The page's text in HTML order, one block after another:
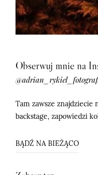
Obserwuj mnie na
Tam zawsze znajdziecie
backstage, zapowiedzi
BĄDŹ NA BIEŻĄCO